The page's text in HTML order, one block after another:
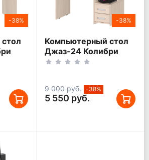
-38% -38%
Компьютерный стол
Джаз-24 Колибри
Дуб молочный
9 000 руб. -38%
5 550 руб.